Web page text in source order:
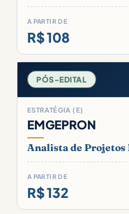
A PARTIR DE
R$ 108
PÓS-EDITAL
ESTRATÉGIA (E)
EMGEPRON
Analista de Projetos
A PARTIR DE
R$ 132